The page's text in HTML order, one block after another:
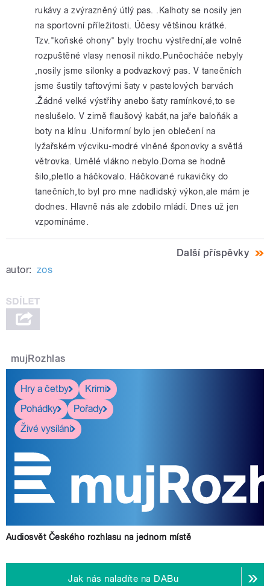
rukávy a zvýrazněný útlý pas. .Kalhoty se nosily jen
na sportovní příležitosti. Účesy většinou krátké.
Tzv."koňské ohony" byly trochu výstřední,ale volně
rozpuštěné vlasy nenosil nikdo.Punčocháče nebyly
,nosily jsme silonky a podvazkový pas. V tanečních
jsme šustily taftovými šaty v pastelových barvách
.Žádné velké výstřihy anebo šaty ramínkové,to se
neslušelo. V zimě flaušový kabát,na jaře baloňák a
boty na klínu .Uniformní bylo jen oblečení na
lyžařském výcviku-modré vlněné šponovky a světlá
větrovka. Umělé vlákno nebylo.Doma se hodně
šilo,pletlo a háčkovalo. Háčkované rukavičky do
tanečních,to byl pro mne nadlidský výkon,ale mám je
dodnes. Hlavně nás ale zdobilo mládí. Dnes už jen
vzpomínáme.
Další příspěvky
autor: zos
mujRozhlas
Hry a četby
Krimi
Pohádky
Pořady
Živé vysílání
Audiosvět Českého rozhlasu na jednom místě
Jak nás naladíte na DABu